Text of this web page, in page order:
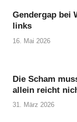
Gendergap bei
links
16. Mai 2026
Die Scham
allein reicht
31. März 2026